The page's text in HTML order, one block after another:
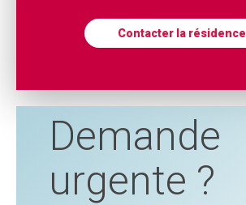
Contacter la résidence
Demande
urgente ?